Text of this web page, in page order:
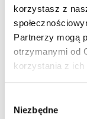
korzystasz z
Partnerzy mogą
otrzymanymi od
korzystania z ich
zgody
Niezbędne
GALERIA